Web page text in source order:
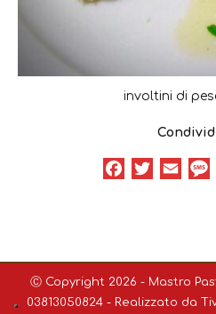
involtini di
Facebook
Twitter
Ⓒ Copyright 2026 - Mastro
03813050824 - Realizzato da